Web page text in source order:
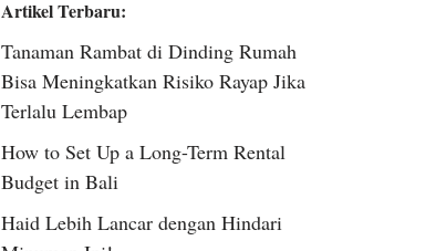
Artikel Terbaru:
Tanaman Rambat di Dinding Rumah
Bisa Meningkatkan Risiko Rayap Jika
Terlalu Lembap
How to Set Up a Long-Term Rental
Budget in Bali
Haid Lebih Lancar dengan Hindari